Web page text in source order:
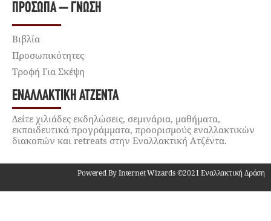
ΠΡΌΣΩΠΑ – ΓΝΏΣΗ
Βιβλία
Προσωπικότητες
Τροφή Για Σκέψη
ΕΝΑΛΛΑΚΤΙΚΉ ΑΤΖΈΝΤΑ
Δείτε χιλιάδες εκδηλώσεις, σεμινάρια, μαθήματα,
εκπαιδευτικά προγράμματα, προορισμούς εναλλακτικών
διακοπών και retreats στην Εναλλακτική Ατζέντα.
Powered By Internet Wizards ©2021 Εναλλακτική Δράση